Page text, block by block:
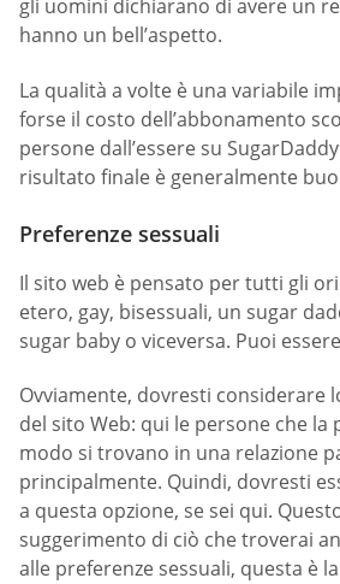
gli uomini dichiarano di avere un
hanno un bell’aspetto.
La qualità a volte è una variabile
forse il costo dell’abbonamento
persone dall’essere su
risultato finale è generalmente
Preferenze sessuali
Il sito web è pensato per tutti gli
etero, gay, bisessuali, un sugar
sugar baby o viceversa. Puoi
Ovviamente, dovresti considerare
del sito Web: qui le persone che la
modo si trovano in una relazione
principalmente. Quindi, dovresti
a questa opzione, se sei qui.
suggerimento di ciò che troverai
alle preferenze sessuali, questa è